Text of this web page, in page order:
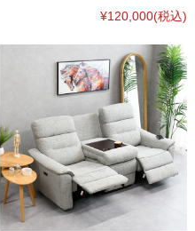
¥120,000(税込)